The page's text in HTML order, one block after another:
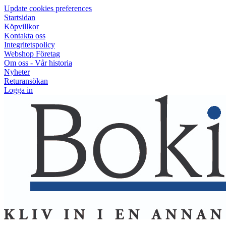
Update cookies preferences
Startsidan
Köpvillkor
Kontakta oss
Integritetspolicy
Webshop Företag
Om oss - Vår historia
Nyheter
Returansökan
Logga in